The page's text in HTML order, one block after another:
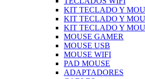
KIT TECLADO Y
KIT TECLADO Y
KIT TECLADO Y
MOUSE GAMER
MOUSE USB
MOUSE WIFI
PAD MOUSE
ADAPTADORES